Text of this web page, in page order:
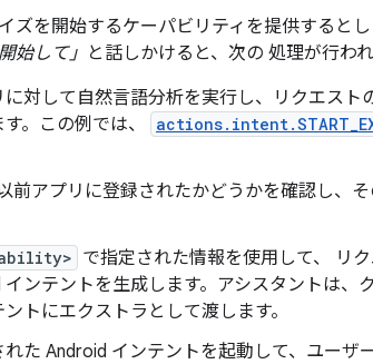
ズを開始するケーパビリティを提供すると
始して」 と話しかけると、次の 処理が行われ
対して自然言語分析を実行し、リクエスト
。この例では、
前アプリに登録されたかどうかを確認し、
で指定された情報を使用して、 リ
ンテントを生成します。アシスタントは、
トにエクストラとして渡します。
た Android インテントを起動して、ユーザ